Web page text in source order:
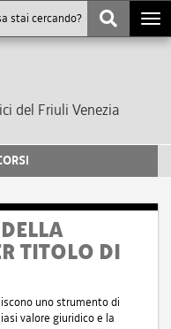
del Friuli Venezia
TITOLO DI
uno strumento di
valore giuridico e la